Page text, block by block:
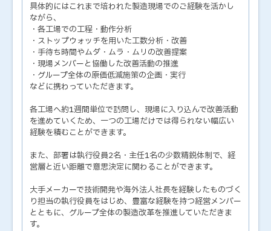
具体的にはこれまで培われた製造現場でのご経験を活かし
ながら、
・各工場での工程・動作分析
・ストップウォッチを用いた工数分析・改善
・手待ち時間やムダ・ムラ・ムリの改善提案
・現場メンバーと協働した改善活動の推進
・グループ全体の原価低減施策の企画・実行
などに携わっていただきます。
各工場へ約1週間単位で訪問し、現場に入り込んで改善活動
を進めていくため、一つの工場だけでは得られない幅広い
経験を積むことができます。
また、部署は執行役員2名・主任1名の少数精鋭体制で、経
営層と近い距離で意思決定に関わることができます。
大手メーカーで技術開発や海外法人社長を経験したものづく
り担当の執行役員をはじめ、豊富な経験を持つ経営メンバー
とともに、グループ全体の製造改革を推進していただきま
す。